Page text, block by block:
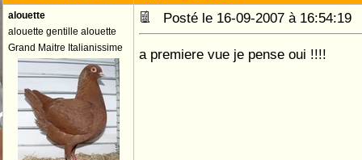
alouette
alouette gentille alouette
Grand Maitre Italianissime
Posté le 16-09-2007 à
a premiere vue je pense oui !!!!